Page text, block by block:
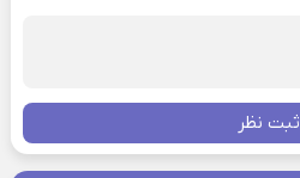
ثبت نظر